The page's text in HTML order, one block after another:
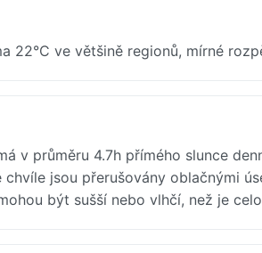
22°C ve většině regionů, mírné
v průměru 4.7h přímého slunce
jsou přerušovány oblačnými
být sušší nebo vlhčí, než je